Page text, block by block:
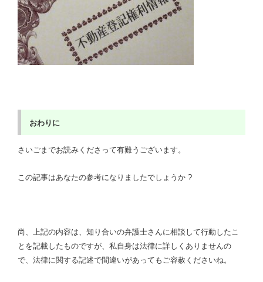
おわりに
さいごまでお読みくださって有難うございます。
この記事はあなたの参考になりましたでしょうか ?
尚、上記の内容は、知り合いの弁護士さんに相談して行動したこ
とを記載したものですが、私自身は法律に詳しくありませんの
で、法律に関する記述で間違いがあってもご容赦くださいね。